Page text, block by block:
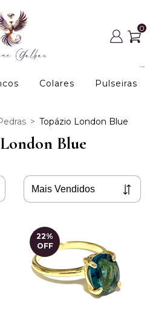
0
Colares Pulseiras
> Topázio London Blue
Blue
22%
OFF